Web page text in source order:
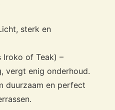
sterk en
Iroko of Teak) –
vergt enig onderhoud.
duurzaam en perfect